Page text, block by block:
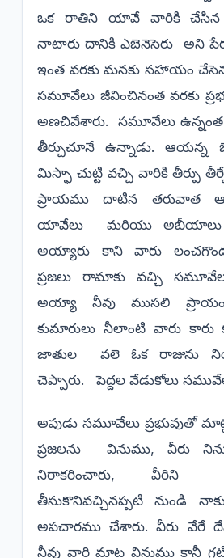
ఒక రాతిని యావే వారికి చేసిన
నాటారు దానికి ఎబెనెసెరు అని
ఇంత వరకు మనకు సహాయం
సమూవేలు జీవించినంత వరకు
అణచివేశారు. సమూవేలు ఉన్నంత
తీర్చుచూనే ఉన్నాడు. ఆయన్న
మిస్ఫా చుట్టి వచ్చి వారికి తీర్పు
ప్రాయము దాటిన తరువాత
యావేలు మరియు అబీయాలు
అయ్యారు కాని వారు
ప్రజలు రామాకు వచ్చి
అయ్యా నీవు ముసలి
కుమారులు నీలాంటి వారు కారు
జాతుల వలె ఓక రాజును
చెప్పారు. పెద్దల వేడుకోలు
అపుడు సమూవేలు ప్రభువుతో
ప్రజలను వినుము, వీరు
నిరాకరించారు, వీరిని
తీసుకొనివచ్చినప్పటి నుండి
అపచారము చేశారు. వీరు వేరే
నీవు వారి మాట వినుము కానీ